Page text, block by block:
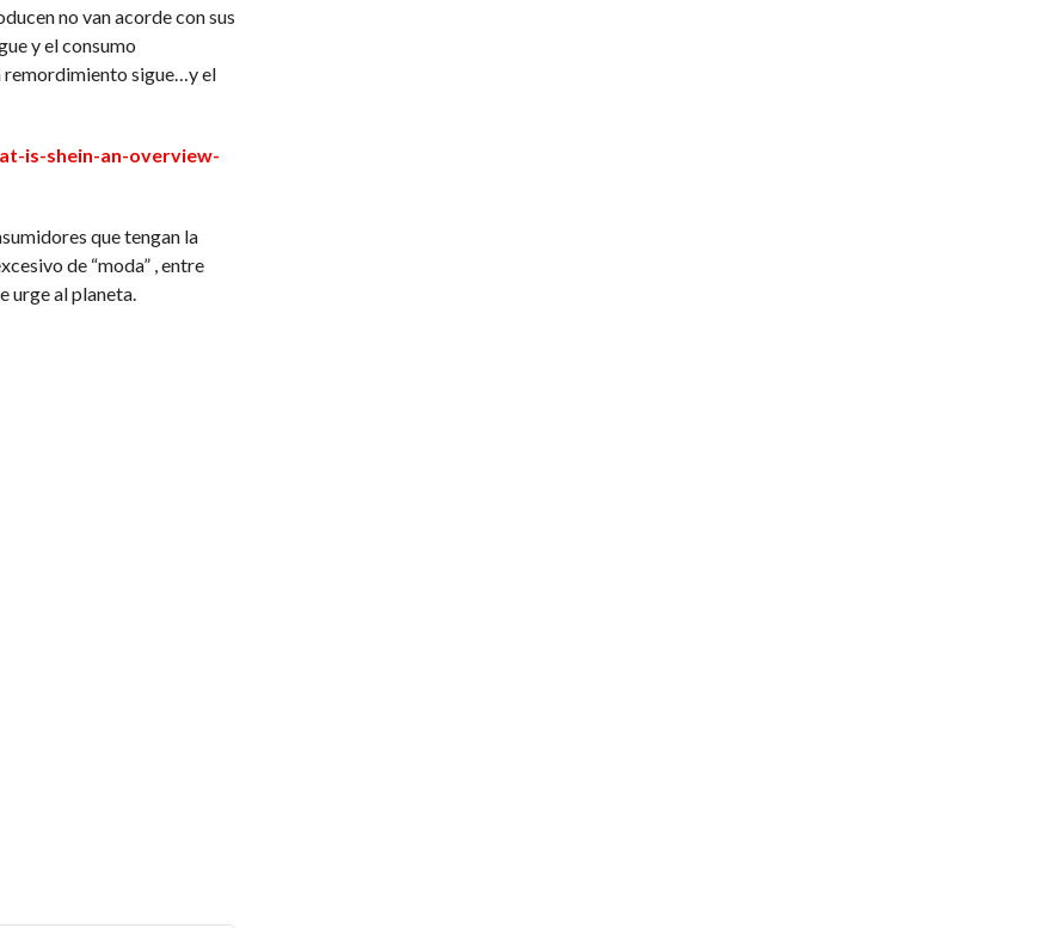
no van acorde con sus
y el consumo
remordimiento sigue…y el
is-shein-an-overview-
que tengan la
de “moda” , entre
urge al planeta.